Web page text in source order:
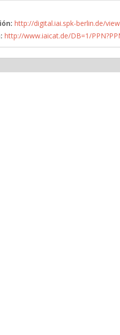
http://digital.iai.spk-berlin.de/
http://www.iaicat.de/DB=1/